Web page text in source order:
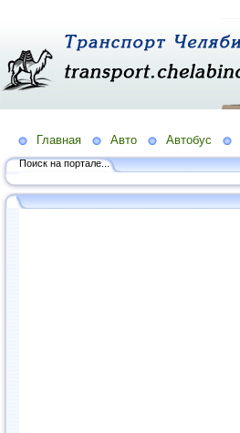
Главная Авто Автобус
Поиск на портале...